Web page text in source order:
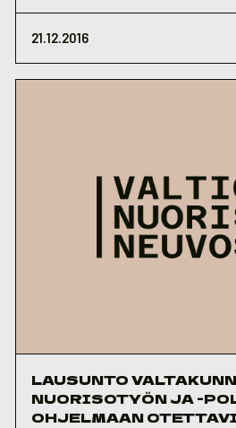
21.12.2016
LAUSUNTO
NUORISOTYÖN JA -
OHJELMAAN